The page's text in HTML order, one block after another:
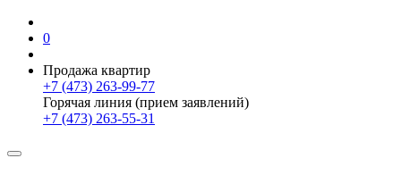
0
Продажа квартир
+7 (473) 263-99-77
Горячая линия (прием заявлений)
+7 (473) 263-55-31